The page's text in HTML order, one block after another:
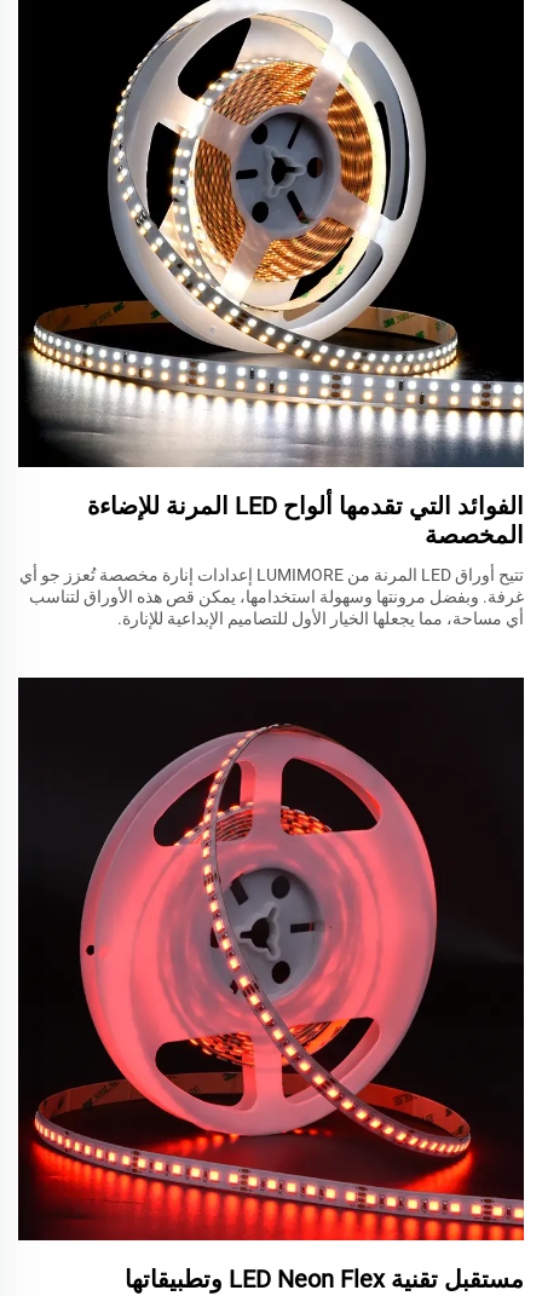
الفوائد التي تقدمها ألواح LED المرنة للإضاءة
المخصصة
تتيح أوراق LED المرنة من LUMIMORE إعدادات إنارة مخصصة تُعزز جو أي
غرفة. وبفضل مرونتها وسهولة استخدامها، يمكن قص هذه الأوراق لتناسب
أي مساحة، مما يجعلها الخيار الأول للتصاميم الإبداعية للإنارة.
مستقبل تقنية LED Neon Flex وتطبيقاتها